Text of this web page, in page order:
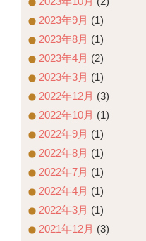
2023年9月 (1)
2023年8月 (1)
2023年4月 (2)
2023年3月 (1)
2022年12月 (3)
2022年10月 (1)
2022年9月 (1)
2022年8月 (1)
2022年7月 (1)
2022年4月 (1)
2022年3月 (1)
2021年12月 (3)